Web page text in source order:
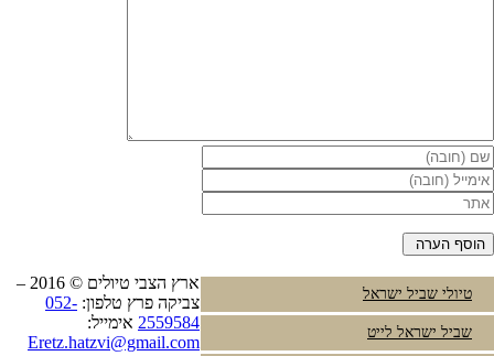
טיולי שביל ישראל
שביל ישראל לייט
ארץ הצבי טיולים © 2016 –
צביקה פרץ טלפון: 052-
2559584 אימייל:
Eretz.hatzvi@gmail.com